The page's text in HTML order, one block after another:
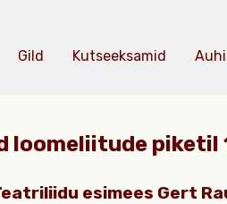
Gild Kutseeksamid
loomeliitude piketil
esimees Gert